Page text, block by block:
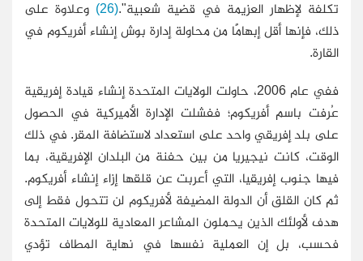
تكلفة لإظهار العزيمة في قضية شعبية".(26)
وعلاوة على
ذلك، فإنها أقل إبهامًا من محاولة إدارة بوش إنشاء أفريكوم في
القارة.
ففي عام 2006، حاولت الولايات المتحدة إنشاء قيادة إفريقية
عُرفت باسم أفريكوم؛ ففشلت الإدارة الأميركية في الحصول
على بلد إفريقي واحد على استعداد لاستضافة المقر. في ذلك
الوقت، كانت نيجيريا من بين حفنة من البلدان الإفريقية، بما
فيها جنوب إفريقيا، التي أعربت عن قلقها إزاء إنشاء أفريكوم.
ثم كان القلق أن الدولة المضيفة لأفريكوم لن تتحول فقط إلى
هدف لأولئك الذين يحملون المشاعر المعادية للولايات المتحدة
فحسب، بل إن العملية نفسها في نهاية المطاف تؤدي